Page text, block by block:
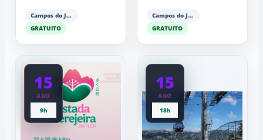
Campos do Jordão
GRATUITO
Campos do Jordão
GRATUITO
15
AGO
9h
15
AGO
18h